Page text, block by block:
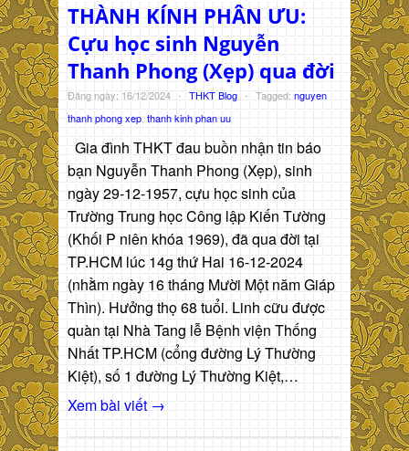
THÀNH KÍNH PHÂN ƯU:
Cựu học sinh Nguyễn
Thanh Phong (Xẹp) qua đời
Đăng ngày: 16/12/2024 - THKT Blog - Tagged: nguyen
thanh phong xep thanh kinh phan uu
Gia đình THKT đau buồn nhận tin báo
bạn Nguyễn Thanh Phong (Xẹp), sinh
ngày 29-12-1957, cựu học sinh của
Trường Trung học Công lập Kiến Tường
(Khối P niên khóa 1969), đã qua đời tại
TP.HCM lúc 14g thứ Hai 16-12-2024
(nhằm ngày 16 tháng Mười Một năm Giáp
Thìn). Hưởng thọ 68 tuổi. Linh cữu được
quàn tại Nhà Tang lễ Bệnh viện Thống
Nhất TP.HCM (cổng đường Lý Thường
Kiệt), số 1 đường Lý Thường Kiệt,…
Xem bài viết →